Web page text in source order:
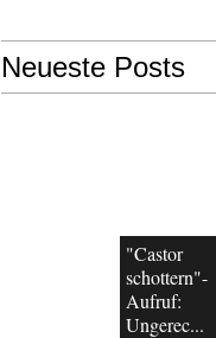
Neueste Posts
"Castor
schottern"-
Aufruf:
Ungerec...